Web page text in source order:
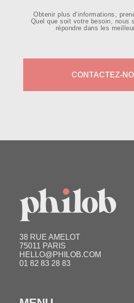
Obtenir plus d’informations,
Quel que soit votre besoin, nous
répondre dans les
CONTACTEZ-
38 RUE AMELOT
75011 PARIS
HELLO@PHILOB.COM
01 82 83 28 83